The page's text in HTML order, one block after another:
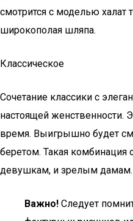
смотрится с моделью
широкополая шляпа.
Классическое
Сочетание классики с
настоящей женственности.
время. Выигрышно будет
беретом. Такая
девушкам, и зрелым дамам.
Важно! Следует